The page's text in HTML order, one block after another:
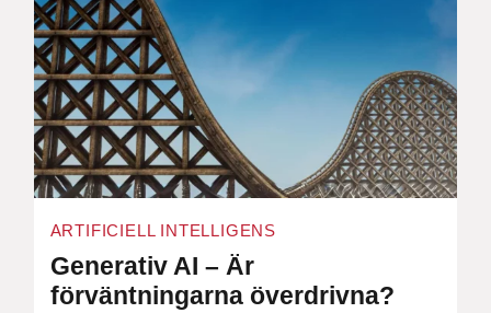
ARTIFICIELL INTELLIGENS
Generativ AI – Är
förväntningarna överdrivna?